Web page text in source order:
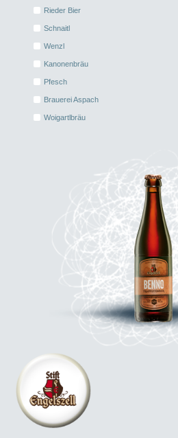
Rieder Bier
Schnaitl
Wenzl
Kanonenbräu
Pfesch
Brauerei Aspach
Woigartlbräu